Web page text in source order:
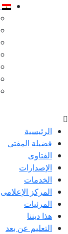
الرئيسية
فضيلة المفتى
الفتاوى
الإصدارات
الخدمات
المركز الإعلامى
المرئيات
هذا ديننا
التعليم عن بعد